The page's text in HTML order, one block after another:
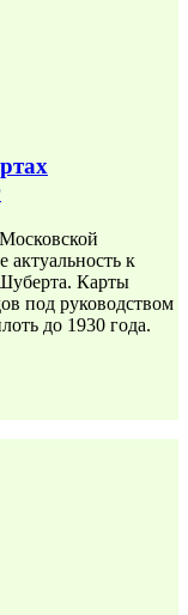
к
Карты
под руководством
до 1930 года.